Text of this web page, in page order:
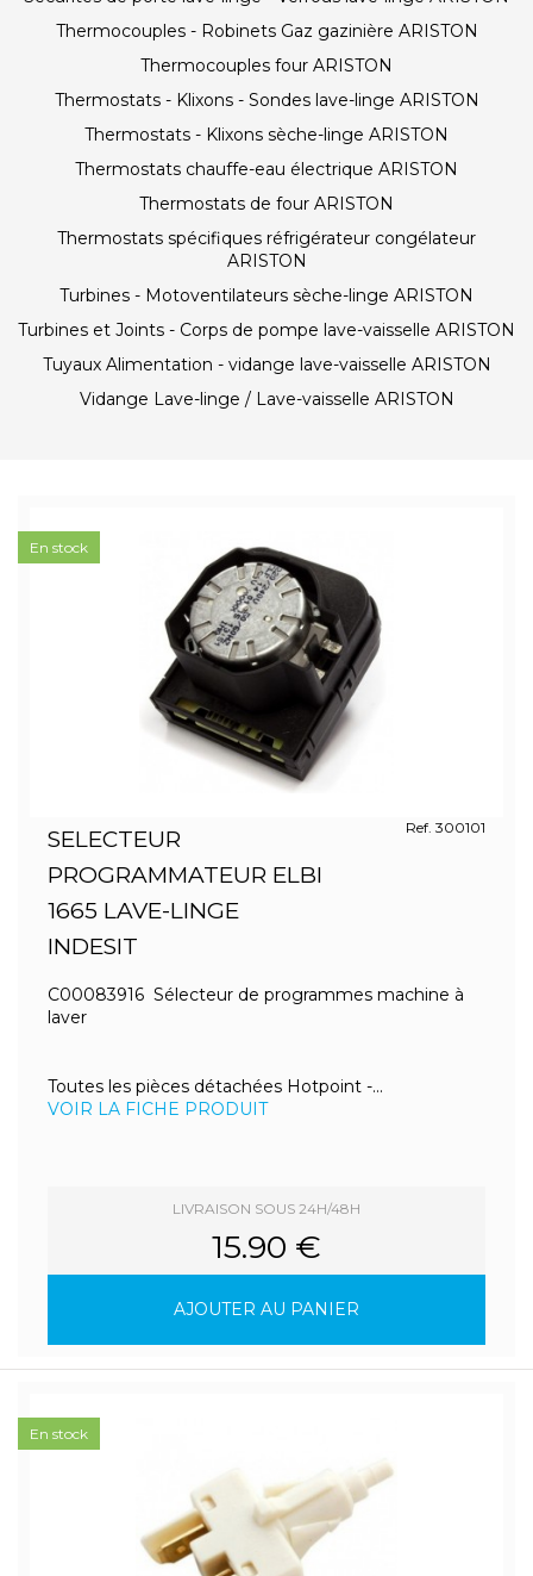
Thermocouples - Robinets Gaz gazinière ARISTON
Thermocouples four ARISTON
Thermostats - Klixons - Sondes lave-linge ARISTON
Thermostats - Klixons sèche-linge ARISTON
Thermostats chauffe-eau électrique ARISTON
Thermostats de four ARISTON
Thermostats spécifiques réfrigérateur congélateur
ARISTON
Turbines - Motoventilateurs sèche-linge ARISTON
Turbines et Joints - Corps de pompe lave-vaisselle ARISTON
Tuyaux Alimentation - vidange lave-vaisselle ARISTON
Vidange Lave-linge / Lave-vaisselle ARISTON
SELECTEUR
PROGRAMMATEUR ELBI
1665 LAVE-LINGE
INDESIT
Ref. 300101
C00083916 Sélecteur de programmes machine à
laver
Toutes les pièces détachées Hotpoint -...
VOIR LA FICHE PRODUIT
LIVRAISON SOUS 24H/48H
15.90 €
AJOUTER AU PANIER
En stock
En stock